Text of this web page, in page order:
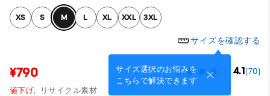
XS S M L XL XXL 3XL
サイズを確認する
サイズ選択のお悩みを
こちらで解決できます
¥790 4.1(70)
値下げ, リサイクル素材